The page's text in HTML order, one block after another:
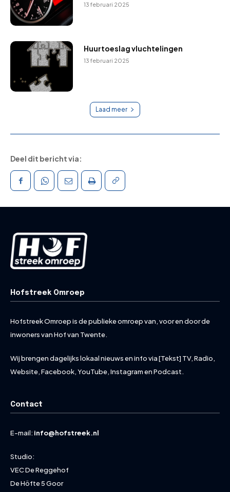
13 februari 2025
Huurtoeslag vluchtelingen
13 februari 2025
Laad meer
Deel dit bericht via:
Hofstreek Omroep
Hofstreek Omroep is de publieke omroep van, voor en door de
inwoners van Hof van Twente.
Wij brengen dagelijks lokaal nieuws en info via [Tekst] TV, Radio,
Website, Facebook, YouTube, Instagram en Podcast.
Contact
E-mail: info@hofstreek.nl
Studio:
VEC De Reggehof
De Höfte 5 Goor